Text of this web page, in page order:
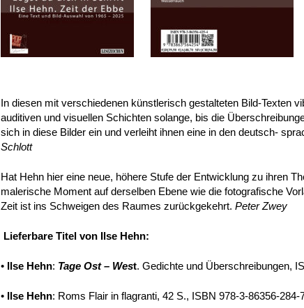
In diesen mit verschiedenen künstlerisch gestalteten Bild-Texten
auditiven und visuellen Schichten solange, bis die
sich in diese Bilder ein und verleiht ihnen eine in den deutsch-
Schlott
Hat Hehn hier eine neue, höhere Stufe der Entwicklung zu ihren
malerische Moment auf derselben Ebene wie die fotografische
Zeit ist ins Schweigen des Raumes zurückgekehrt. Peter Zwey
Lieferbare Titel von Ilse Hehn:
• Ilse Hehn: Tage Ost – West. Gedichte und Überschreibungen,
• Ilse Hehn: Roms Flair in flagranti, 42 S., ISBN 978-3-86356-284-